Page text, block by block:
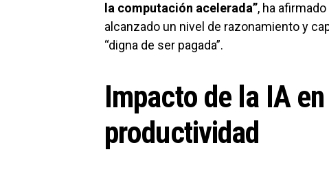
la computación acelerada”, ha
alcanzado un nivel de razonamiento y
“digna de ser pagada”.
Impacto de la IA
productividad